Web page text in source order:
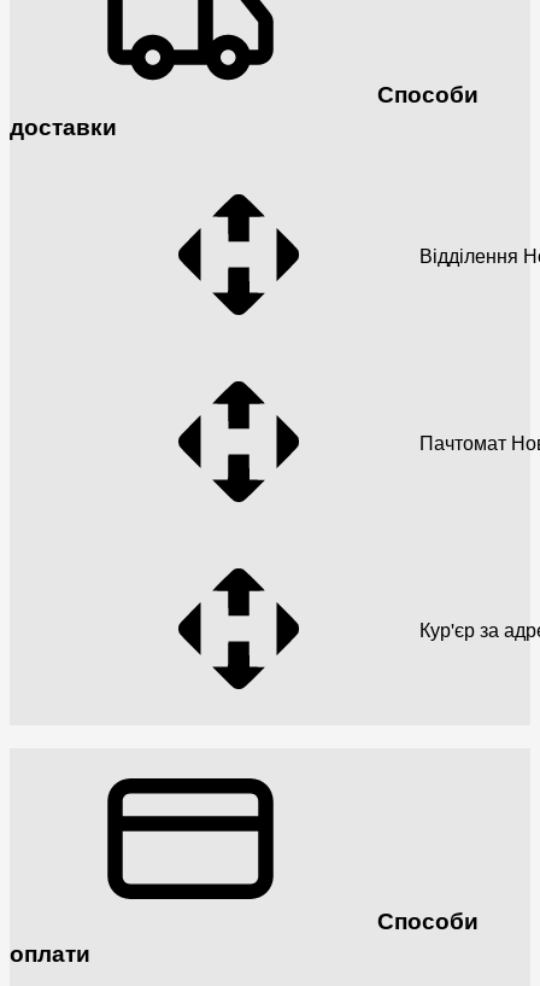
Способи
доставки
Відділення
Пачтомат
Кур'єр за
Способи
оплати